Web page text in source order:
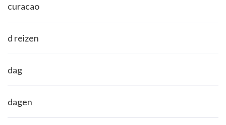
curacao
d reizen
dag
dagen